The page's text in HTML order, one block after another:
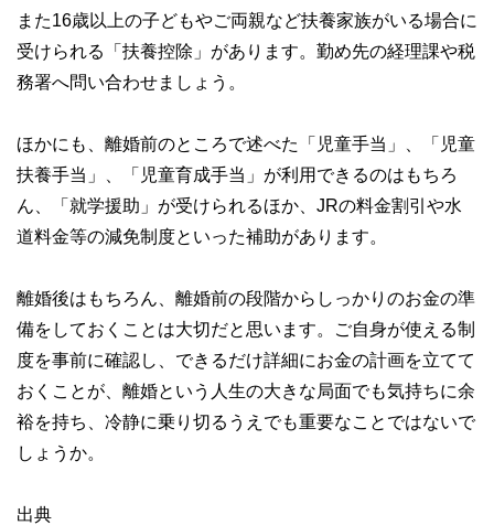
また16歳以上の子どもやご両親など扶養家族がいる場合に
受けられる「扶養控除」があります。勤め先の経理課や税
務署へ問い合わせましょう。
ほかにも、離婚前のところで述べた「児童手当」、「児童
扶養手当」、「児童育成手当」が利用できるのはもちろ
ん、「就学援助」が受けられるほか、JRの料金割引や水
道料金等の減免制度といった補助があります。
離婚後はもちろん、離婚前の段階からしっかりのお金の準
備をしておくことは大切だと思います。ご自身が使える制
度を事前に確認し、できるだけ詳細にお金の計画を立てて
おくことが、離婚という人生の大きな局面でも気持ちに余
裕を持ち、冷静に乗り切るうえでも重要なことではないで
しょうか。
出典